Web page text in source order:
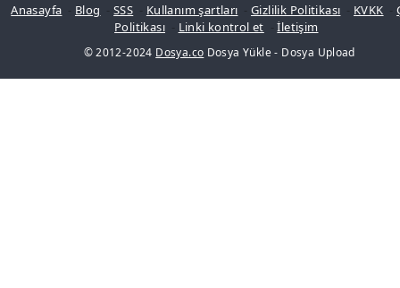
Anasayfa Blog -SSS Kullanım şartları -Gizlilik Politikası KVKK -
Politikası
Linki kontrol et -İletişim
© 2012-2024 Dosya.co Dosya Yükle- Dosya Upload